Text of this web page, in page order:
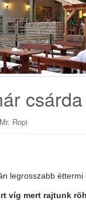
Mr. Ropi
legrosszabb éttermi
víg mert rajtunk